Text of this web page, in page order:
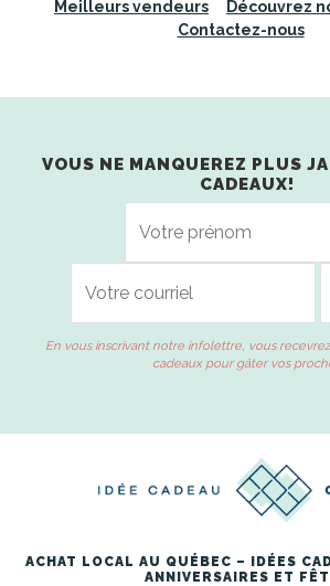
Meilleurs vendeurs
Découvrez
Contactez-nous
VOUS NE MANQUEREZ PLUS
CADEAUX!
En vous inscrivant notre infolettre, vous
cadeaux pour gâter vos
ACHAT LOCAL AU QUÉBEC – IDÉES
ANNIVERSAIRES ET